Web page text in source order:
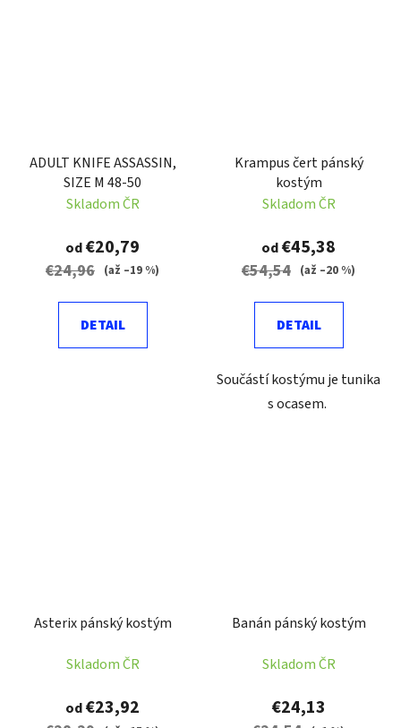
ADULT KNIFE ASSASSIN,
SIZE M 48-50
Skladom ČR
od€20,79
€24,96 (až –19 %)
DETAIL
Krampus čert pánský
kostým
Skladom ČR
od€45,38
€54,54 (až –20 %)
DETAIL
Součástí kostýmu je tunika
s ocasem.
Asterix pánský kostým
Skladom ČR
od€23,92
Banán pánský kostým
Skladom ČR
€24,13